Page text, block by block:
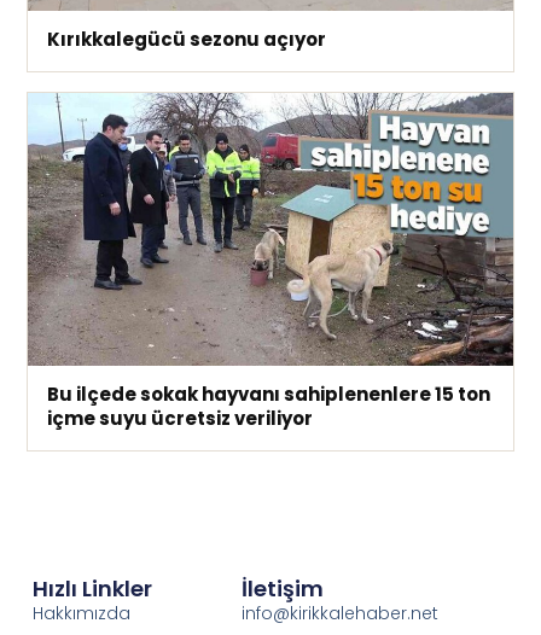
Kırıkkalegücü sezonu açıyor
Bu ilçede sokak hayvanı sahiplenenlere 15 ton
içme suyu ücretsiz veriliyor
Hızlı Linkler
Hakkımızda
İletişim
info@kirikkalehaber.net